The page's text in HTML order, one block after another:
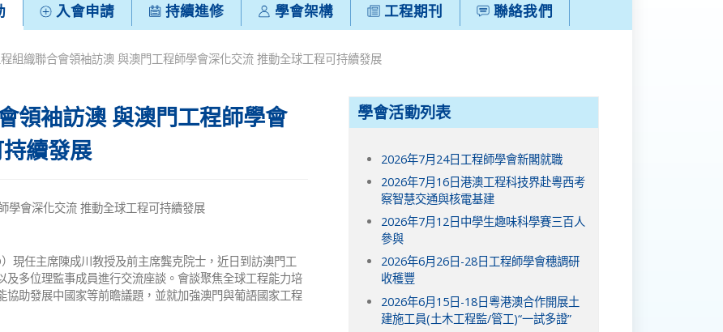
入會申請 持續進修 學會架構 工程期刊 聯絡我們
組織聯合會領袖訪澳 與澳門工程師學會深化交流 推動全球工程可持續發展
領袖訪澳 與澳門工程師學會
續發展
學會深化交流 推動全球工程可持續發展
現任主席陳成川教授及前主席龔克院士，近日到訪澳門工
多位理監事成員進行交流座談。會談聚焦全球工程能力培
助發展中國家等前瞻議題，並就加強澳門與葡語國家工程
學會活動列表
2026年7月24日工程師學會新閣就職
2026年7月16日港澳工程科技界赴粵西考
察智慧交通與核電基建
2026年7月12日中學生趣味科學賽三百人
參與
2026年6月26日-28日工程師學會穗調研
收穫豐
2026年6月15日-18日粵港澳合作開展土
建施工員(土木工程監/管工)“一試多證”